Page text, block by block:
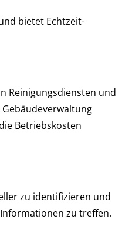
bietet Echtzeit-
Reinigungsdiensten und
Betriebskosten
zu identifizieren und
zu treffen.